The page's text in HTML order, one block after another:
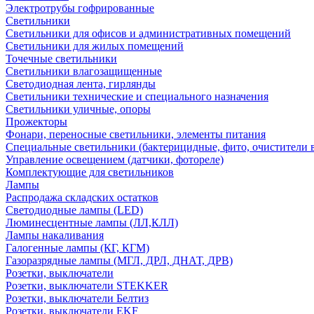
Электротрубы гофрированные
Светильники
Светильники для офисов и административных помещений
Светильники для жилых помещений
Точечные светильники
Светильники влагозащищенные
Светодиодная лента, гирлянды
Светильники технические и специального назначения
Светильники уличные, опоры
Прожекторы
Фонари, переносные светильники, элементы питания
Специальные светильники (бактерицидные, фито, очистители
Управление освещением (датчики, фотореле)
Комплектующие для светильников
Лампы
Распродажа складских остатков
Светодиодные лампы (LED)
Люминесцентные лампы (ЛЛ,КЛЛ)
Лампы накаливания
Галогенные лампы (КГ, КГМ)
Газоразрядные лампы (МГЛ, ДРЛ, ДНАТ, ДРВ)
Розетки, выключатели
Розетки, выключатели STEKKER
Розетки, выключатели Белтиз
Розетки, выключатели EKF